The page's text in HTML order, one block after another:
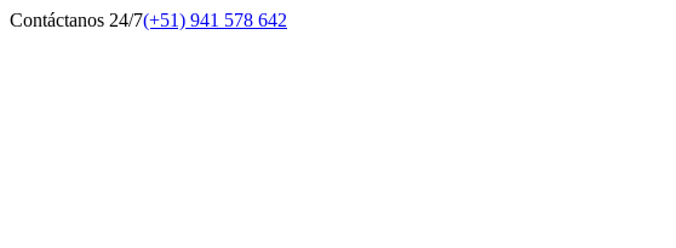
Contáctanos 24/7(+51) 941 578 642